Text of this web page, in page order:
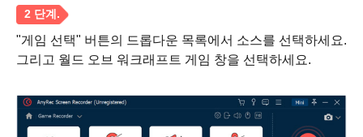
1 단계.
"게임 선택" 버튼의 드롭다운 목록에서 소스를 선택하세요.
그리고 월드 오브 워크래프트 게임 창을 선택하세요.